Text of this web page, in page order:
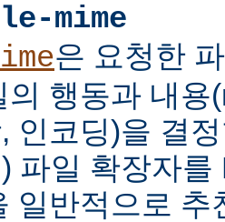
mime
은 요청한
의 행동과 내용
인코딩)을 결
파일 확장자
일반적으로 추